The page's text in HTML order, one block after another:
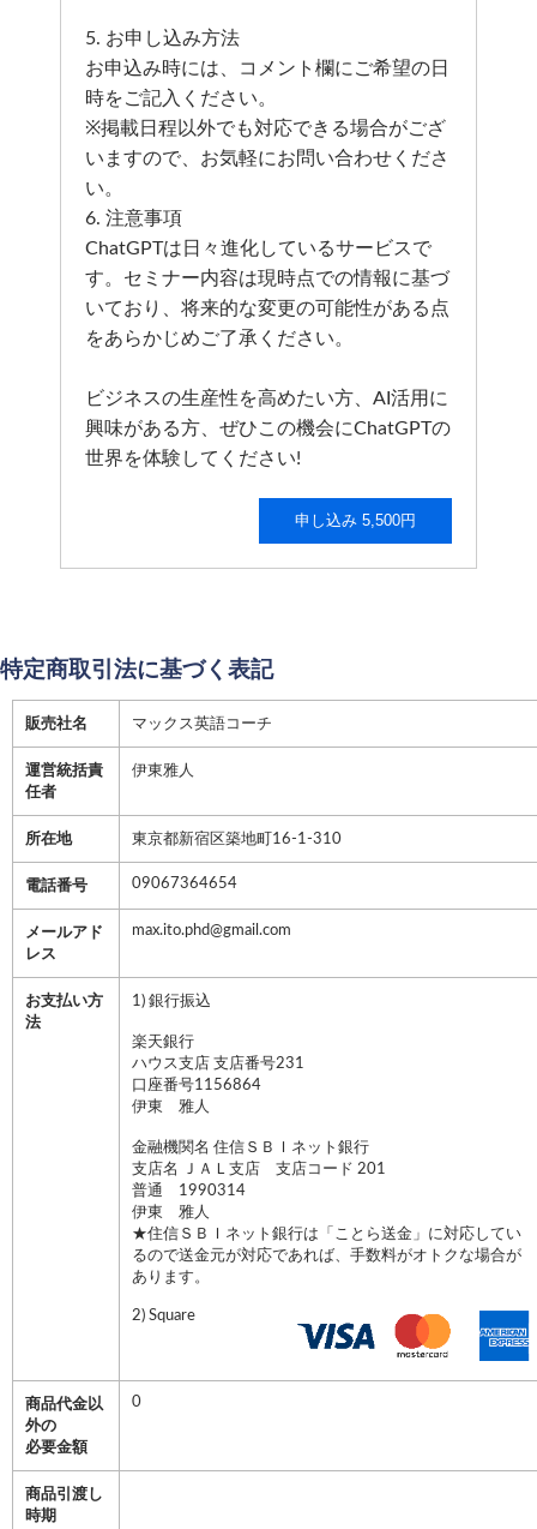
5. お申し込み方法
お申込み時には、コメント欄にご希望の日
時をご記入ください。
※掲載日程以外でも対応できる場合がござ
いますので、お気軽にお問い合わせくださ
い。
6. 注意事項
ChatGPTは日々進化しているサービスで
す。セミナー内容は現時点での情報に基づ
いており、将来的な変更の可能性がある点
をあらかじめご了承ください。
ビジネスの生産性を高めたい方、AI活用に
興味がある方、ぜひこの機会にChatGPTの
世界を体験してください!
申し込み 5,500円
特定商取引法に基づく表記
販売社名 マックス英語コーチ
運営統括責
任者
伊東雅人
所在地 東京都新宿区築地町16-1-310
電話番号 09067364654
メールアド
レス
max.ito.phd@gmail.com
お支払い方
法
1) 銀行振込
楽天銀行
ハウス支店 支店番号231
口座番号1156864
伊東 雅人
金融機関名 住信ＳＢＩネット銀行
支店名 ＪＡＬ支店 支店コード 201
普通 1990314
伊東 雅人
★住信ＳＢＩネット銀行は「ことら送金」に対応してい
るので送金元が対応であれば、手数料がオトクな場合が
あります。
2) Square
商品代金以
外の
必要金額
0
商品引渡し
時期